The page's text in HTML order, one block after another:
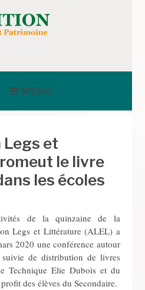
MENU
Legs et
le livre
les écoles
de la quinzaine de la
Legs et Littérature (ALEL) a
2020 une conférence autour
de distribution de livres
Technique Elie Dubois et du
des élèves du Secondaire.